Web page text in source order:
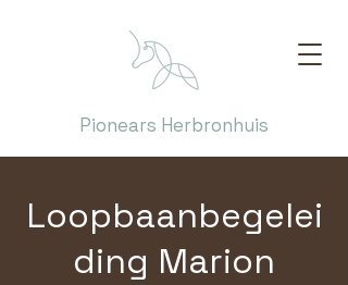
Pionears Herbronhuis
Loopbaanbegelei
ding Marion